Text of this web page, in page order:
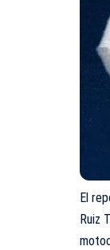
El
Ruiz